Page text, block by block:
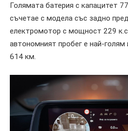
Голямата батерия с капацитет
съчетае с модела със задно
електромотор с мощност 229
автономният пробег е най-
614 км.